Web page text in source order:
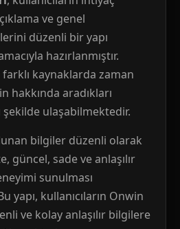
ve genel
düzenli bir yapı
hazırlanmıştır.
kaynaklarda zaman
hakkında aradıkları
şekilde ulaşabilmektedir.
bilgiler düzenli olarak
güncel, sade ve anlaşılır
sunulması
yapı, kullanıcıların Onwin
ve kolay anlaşılır bilgilere